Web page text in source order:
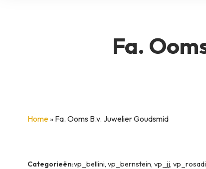
Fa.
Home» Fa. Ooms B.v. Juwelier Goudsmid
Categorieën:vp_bellini, vp_bernstein, vp_jj,